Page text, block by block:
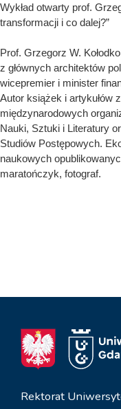
Wykład otwarty prof.
transformacji i co dalej?”
Prof. Grzegorz W.
z głównych architektów
wicepremier i minister
Autor książek i artykułów
międzynarodowych
Nauki, Sztuki i Literatury
Studiów Postępowych.
naukowych
maratończyk, fotograf.
Rektorat